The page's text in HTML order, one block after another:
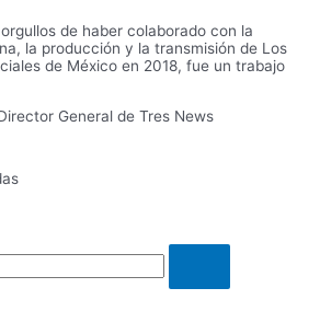
de haber colaborado con la
la producción y la transmisión de Los
de México en 2018, fue un trabajo
General de Tres News